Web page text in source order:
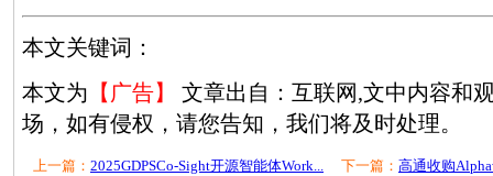
本文关键词：
本文为 【广告】
文章出自：互联网,文中内容和
场，如有侵权，请您告知，我们将及时处理。
上一篇： 2025GDPSCo-Sight开源智能体Work... 下一篇： 高通收购